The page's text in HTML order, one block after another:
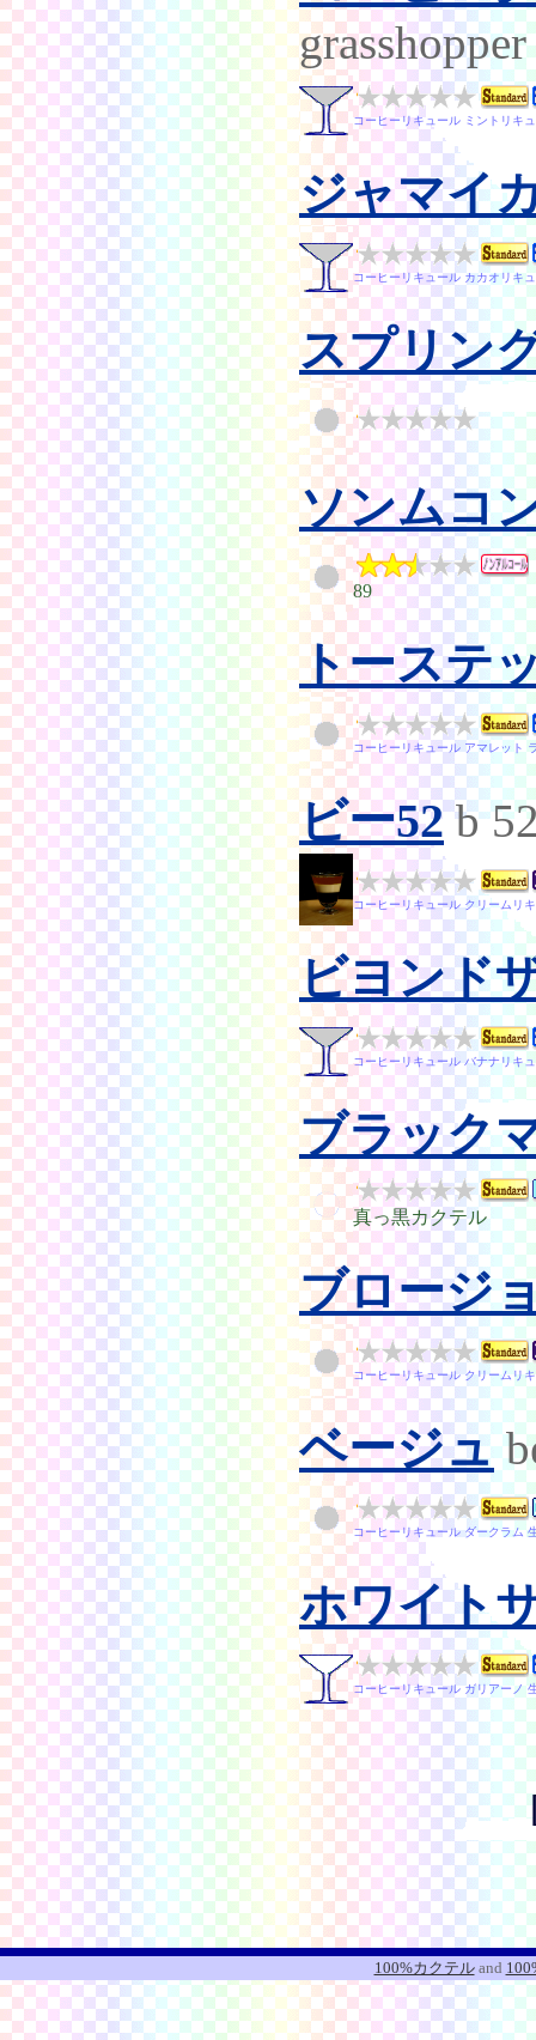
grasshopper
コーヒーリキュール ミントリキ
ジャマイ
コーヒーリキュール カカオリキ
スプリン
ソンムコ
89
トーステ
コーヒーリキュール アマレット
ビー52 b
コーヒーリキュール クリームリ
ビヨンド
コーヒーリキュール バナナリキ
ブラック
真っ黒カクテル
ブロージ
コーヒーリキュール クリームリ
ベージュ
コーヒーリキュール ダークラム
ホワイト
コーヒーリキュール ガリアーノ
100%カクテルand